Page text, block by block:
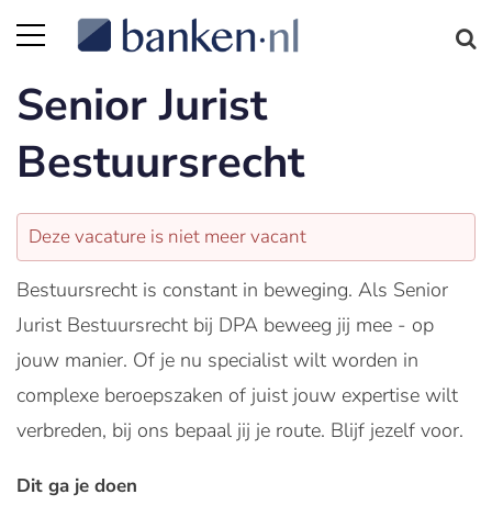
Senior Jurist
Bestuursrecht
Deze vacature is niet meer vacant
Bestuursrecht is constant in beweging. Als Senior
Jurist Bestuursrecht bij DPA beweeg jij mee - op
jouw manier. Of je nu specialist wilt worden in
complexe beroepszaken of juist jouw expertise wilt
verbreden, bij ons bepaal jij je route. Blijf jezelf voor.
Dit ga je doen